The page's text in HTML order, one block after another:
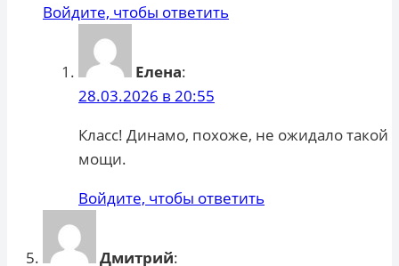
Войдите, чтобы ответить
Елена:
28.03.2026 в 20:55
Класс! Динамо, похоже, не ожидало такой
мощи.
Войдите, чтобы ответить
Дмитрий: